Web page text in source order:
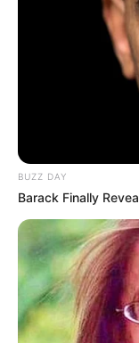
BUZZ DAY
Barack Finally